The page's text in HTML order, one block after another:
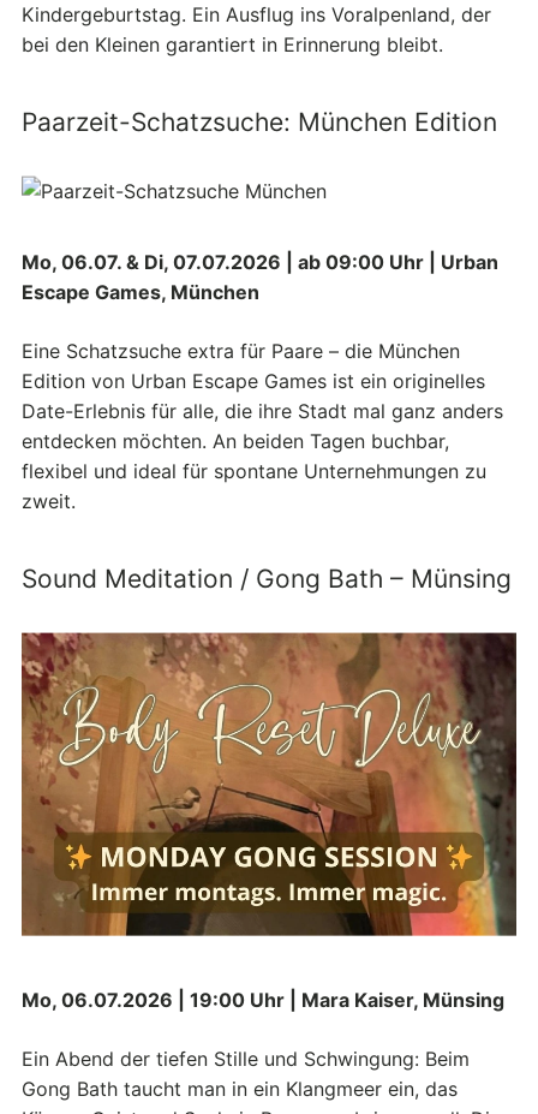
Kindergeburtstag. Ein Ausflug ins Voralpenland, der
bei den Kleinen garantiert in Erinnerung bleibt.
Paarzeit-Schatzsuche: München Edition
Mo, 06.07. & Di, 07.07.2026 | ab 09:00 Uhr | Urban
Escape Games, München
Eine Schatzsuche extra für Paare – die München
Edition von Urban Escape Games ist ein originelles
Date-Erlebnis für alle, die ihre Stadt mal ganz anders
entdecken möchten. An beiden Tagen buchbar,
flexibel und ideal für spontane Unternehmungen zu
zweit.
Sound Meditation / Gong Bath – Münsing
Mo, 06.07.2026 | 19:00 Uhr | Mara Kaiser, Münsing
Ein Abend der tiefen Stille und Schwingung: Beim
Gong Bath taucht man in ein Klangmeer ein, das